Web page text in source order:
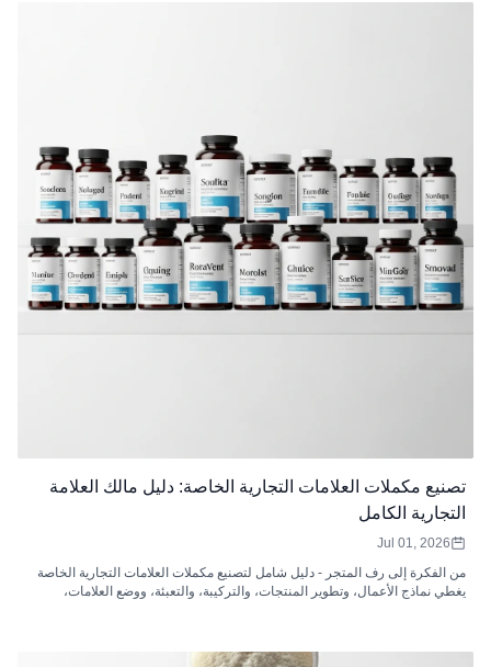
تصنيع مكملات العلامات التجارية الخاصة: دليل مالك العلامة
التجارية الكامل
Jul 01, 2026
من الفكرة إلى رف المتجر - دليل شامل لتصنيع مكملات العلامات التجارية الخاصة
يغطي نماذج الأعمال، وتطوير المنتجات، والتركيبة، والتعبئة، ووضع العلامات،